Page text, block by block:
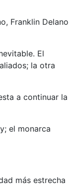
Franklin Delano
El
la otra
a continuar la
el monarca
más estrecha